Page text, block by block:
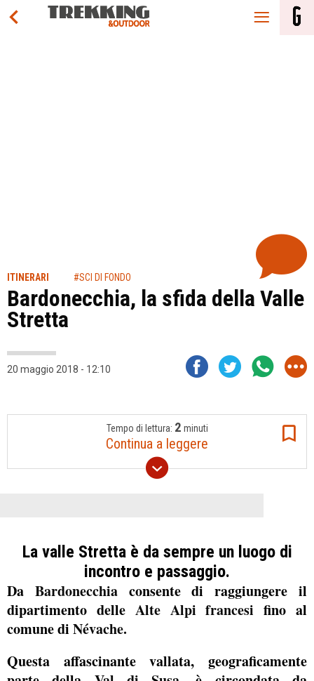
ITINERARI #SCI DI FONDO
Bardonecchia, la sfida della Valle
Stretta
20 maggio 2018 - 12:10
Tempo di lettura: 2 minuti
Continua a leggere
La valle Stretta è da sempre un luogo di
incontro e passaggio.
Da Bardonecchiaconsente di raggiungere il
dipartimento delle Alte Alpi francesi fino al
comune di Névache.
Questa affascinante vallata, geograficamente